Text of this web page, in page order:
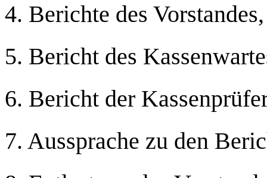
4. Berichte des
5. Bericht des
6. Bericht der
7. Aussprache zu den